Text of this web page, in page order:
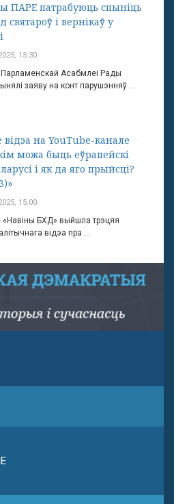
ПАРЕ патрабуюць спыніць
святароў і вернікаў у
15:30
Асабмлеі Рады
заяву на конт парушэнняў ...
відэа на YouTube-канале
можа быць еўрапейскі
і як да яго прыйсці?
15:00
«Навіны БХД» выйшла трэцяя
відэа пра ...